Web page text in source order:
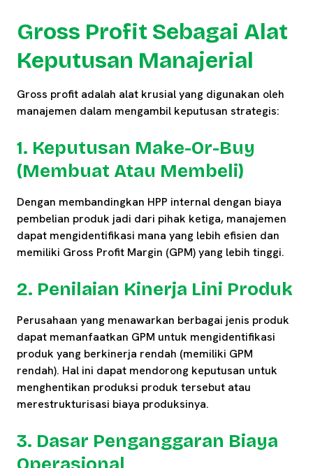
Gross Profit Sebagai Alat
Keputusan Manajerial
Gross profit adalah alat krusial yang digunakan oleh
manajemen dalam mengambil keputusan strategis:
1. Keputusan Make-Or-Buy
(Membuat Atau Membeli)
Dengan membandingkan HPP internal dengan biaya
pembelian produk jadi dari pihak ketiga, manajemen
dapat mengidentifikasi mana yang lebih efisien dan
memiliki Gross Profit Margin (GPM) yang lebih tinggi.
2. Penilaian Kinerja Lini Produk
Perusahaan yang menawarkan berbagai jenis produk
dapat memanfaatkan GPM untuk mengidentifikasi
produk yang berkinerja rendah (memiliki GPM
rendah). Hal ini dapat mendorong keputusan untuk
menghentikan produksi produk tersebut atau
merestrukturisasi biaya produksinya.
3. Dasar Penganggaran Biaya